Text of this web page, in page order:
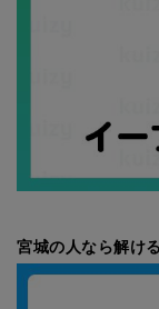
宮城の人なら解け